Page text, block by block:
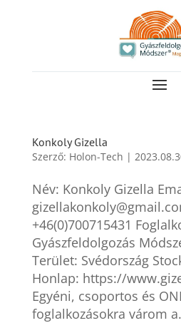
Konkoly Gizella
Szerző: Holon-Tech |
Név: Konkoly Gizella
+46(0)700715431
Gyászfeldolgozás
Terület: Svédország
Honlap: https://
Egyéni, csoportos és
foglalkozásokra várom